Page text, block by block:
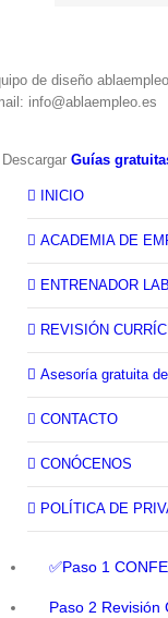
de diseño ablaempleo
info@ablaempleo.es
Guías
INICIO
ACADEMIA DE
ENTRENADOR
REVISIÓN
Asesoría gratuita
CONTACTO
CONÓCENOS
POLÍTICA DE
✅Paso 1
Paso 2 Revisión